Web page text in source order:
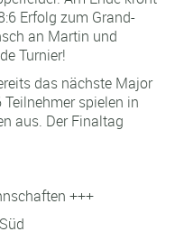
Erfolg zum Grand-
an Martin und
Turnier!
das nächste Major
spielen in
aus. Der Finaltag
+++